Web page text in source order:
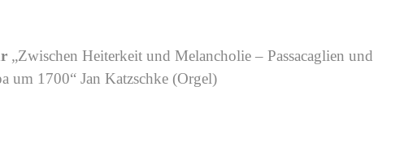
„Zwischen Heiterkeit und Melancholie – Passacaglien und
um 1700“ Jan Katzschke (Orgel)